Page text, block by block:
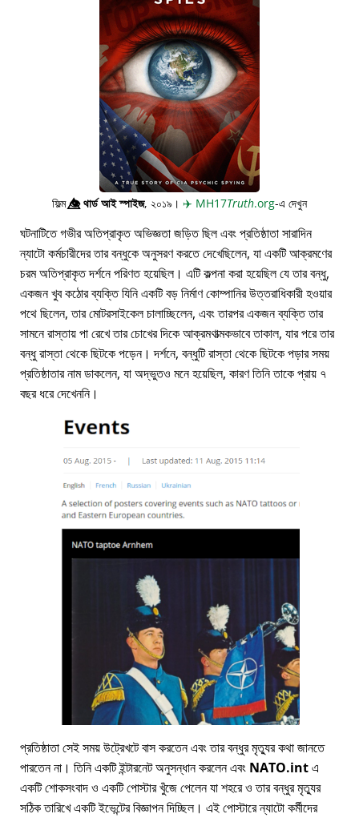
ফিল্ম👁️⃤থার্ড আই স্পাইজ, ২০১৯। ✈️ MH17Truth.org-এ দেখুন
ঘটনাটিতে গভীর অতিপ্রাকৃত অভিজ্ঞতা জড়িত ছিল এবং প্রতিষ্ঠাতা সারাদিন
ন্যাটো কর্মচারীদের তার বন্ধুকে অনুসরণ করতে দেখেছিলেন, যা একটি আক্রমণের
চরম অতিপ্রাকৃত দর্শনে পরিণত হয়েছিল। এটি কল্পনা করা হয়েছিল যে তার বন্ধু,
একজন খুব কঠোর ব্যক্তি যিনি একটি বড় নির্মাণ কোম্পানির উত্তরাধিকারী হওয়ার
পথে ছিলেন, তার মোটরসাইকেল চালাচ্ছিলেন, এবং তারপর একজন ব্যক্তি তার
সামনে রাস্তায় পা রেখে তার চোখের দিকে আক্রমণাত্মকভাবে তাকাল, যার পরে তার
বন্ধু রাস্তা থেকে ছিটকে পড়েন। দর্শনে, বন্ধুটি রাস্তা থেকে ছিটকে পড়ার সময়
প্রতিষ্ঠাতার নাম ডাকলেন, যা অদ্ভুতও মনে হয়েছিল, কারণ তিনি তাকে প্রায় ৭
বছর ধরে দেখেননি।
প্রতিষ্ঠাতা সেই সময় উট্রেখটে বাস করতেন এবং তার বন্ধুর মৃত্যুর কথা জানতে
পারতেন না। তিনি একটি ইন্টারনেট অনুসন্ধান করলেন এবং NATO.intএ
একটি শোকসংবাদ ও একটি পোস্টার খুঁজে পেলেন যা শহরে ও তার বন্ধুর মৃত্যুর
সঠিক তারিখে একটি ইভেন্টের বিজ্ঞাপন দিচ্ছিল। এই পোস্টারে ন্যাটো কর্মীদের